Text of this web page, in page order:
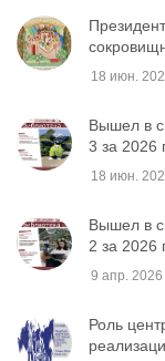
18 июн.
Вышел в
3 за 2026
18 июн.
Вышел в
2 за 2026
9 апр. 2026
Роль